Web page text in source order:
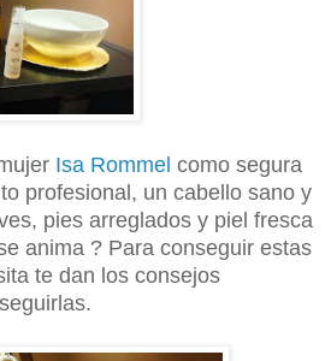
Isa Rommel como segura
profesional, un cabello sano y
pies arreglados y piel fresca
anima ? Para conseguir estas
te dan los consejos